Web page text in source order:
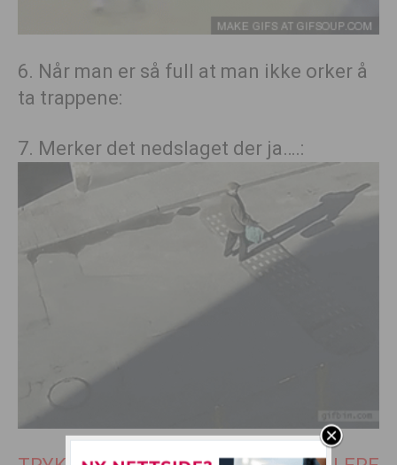
6. Når man er så full at man ikke orker å
ta trappene:
7. Merker det nedslaget der ja….: